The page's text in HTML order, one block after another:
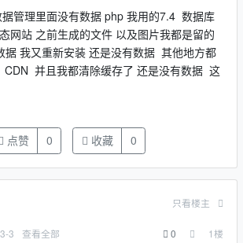
管理里面没有数据 php 我用的7.4 数据库
网站 之前生成的文件 以及图片我都是留的
据 我又重新安装 还是没有数据 其他地方都
并且我都清除缓存了 还是没有数据 这
点赞 0 收藏 0
只看楼主
3 查看全部 0 1楼